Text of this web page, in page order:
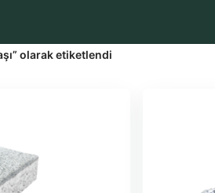
olarak etiketlendi